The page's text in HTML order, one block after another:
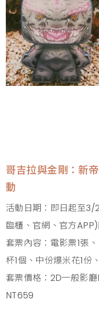
哥吉拉與金剛：新
動
活動日期：即日起至
臨櫃、官網、官方
套票內容：電影票1張
杯1個、中份爆米花1份
套票價格：2D一般影
NT659